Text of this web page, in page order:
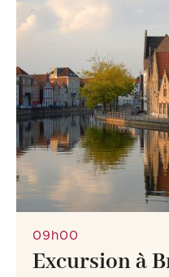
09h00
Excursion à